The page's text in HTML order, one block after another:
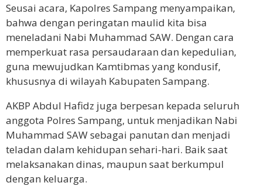
Seusai acara, Kapolres Sampang menyampaikan,
bahwa dengan peringatan maulid kita bisa
meneladani Nabi Muhammad SAW. Dengan cara
memperkuat rasa persaudaraan dan kepedulian,
guna mewujudkan Kamtibmas yang kondusif,
khususnya di wilayah Kabupaten Sampang.
AKBP Abdul Hafidz juga berpesan kepada seluruh
anggota Polres Sampang, untuk menjadikan Nabi
Muhammad SAW sebagai panutan dan menjadi
teladan dalam kehidupan sehari-hari. Baik saat
melaksanakan dinas, maupun saat berkumpul
dengan keluarga.